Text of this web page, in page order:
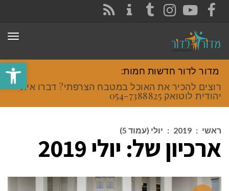
פתח
FACEBOOK
YOUTUBE
INSTAGRAM
TUMBLR
מדור לדור חדשות חמות:
רוצים להכיר את האוכל במטבח הצרפתי? דברו איתי
יהודית לוטואק 054-7388825.
ראשי :
2019
: יולי (עמוד 5)
ארכיון של: יולי 2019